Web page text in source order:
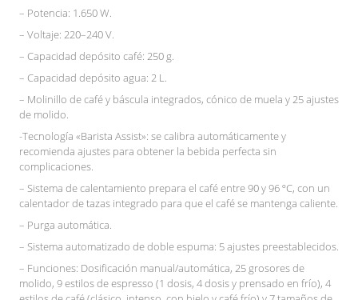
– Potencia: 1.650 W.
– Voltaje: 220–240 V.
– Capacidad depósito café: 250 g.
– Capacidad depósito agua: 2 L.
– Molinillo de café y báscula integrados, cónico de muela y 25 ajustes
de molido.
-Tecnología «Barista Assist»: se calibra automáticamente y
recomienda ajustes para obtener la bebida perfecta sin
complicaciones.
– Sistema de calentamiento prepara el café entre 90 y 96 ºC, con un
calentador de tazas integrado para que el café se mantenga caliente.
– Purga automática.
– Sistema automatizado de doble espuma: 5 ajustes preestablecidos.
– Funciones: Dosificación manual/automática, 25 grosores de
molido, 9 estilos de espresso (1 dosis, 4 dosis y prensado en frío), 4